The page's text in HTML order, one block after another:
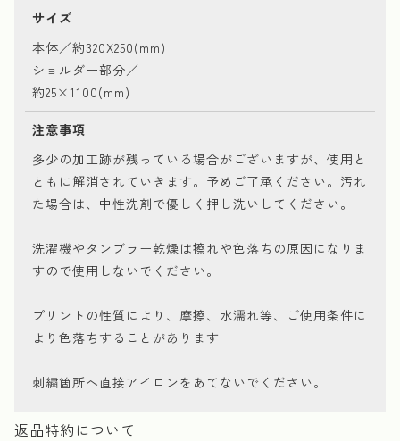
サイズ
本体／約320X250(mm)
ショルダー部分／
約25×1100(mm)
注意事項
多少の加工跡が残っている場合がございますが、使用と
ともに解消されていきます。予めご了承ください。汚れ
た場合は、中性洗剤で優しく押し洗いしてください。
洗濯機やタンブラー乾燥は擦れや色落ちの原因になりま
すので使用しないでください。
プリントの性質により、摩擦、水濡れ等、ご使用条件に
より色落ちすることがあります
刺繍箇所へ直接アイロンをあてないでください。
返品特約について